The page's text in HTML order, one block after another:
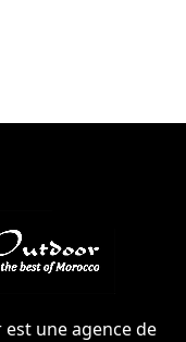
une agence de